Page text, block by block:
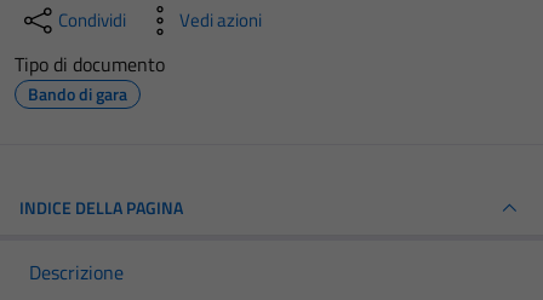
Condividi Vedi azioni
Tipo di documento
Bando di gara
INDICE DELLA PAGINA
Descrizione